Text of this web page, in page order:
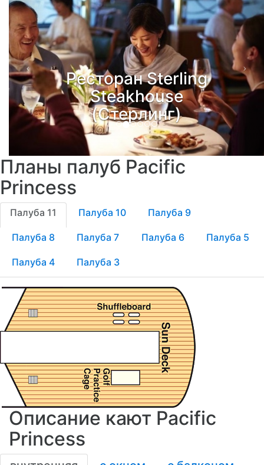
Ресторан Sterling
Steakhouse
(Стерлинг)
Планы палуб Pacific
Princess
Палуба 11 Палуба 10 Палуба 9
Палуба 8 Палуба 7 Палуба 6 Палуба 5
Палуба 4 Палуба 3
Описание кают Pacific
Princess